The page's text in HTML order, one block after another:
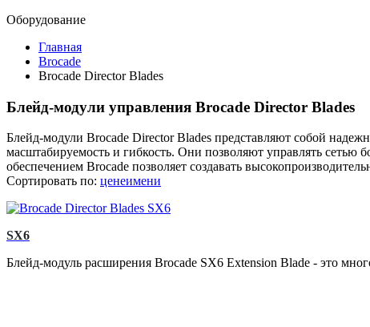
Оборудование
Главная
Brocade
Brocade Director Blades
Блейд-модули управления Brocade Director Blades
Блейд-модули Brocade Director Blades представляют собой
масштабируемость и гибкость. Они позволяют управлять
обеспечением Brocade позволяет создавать
Сортировать по: ценеимени
SX6
Блейд-модуль расширения Brocade SX6 Extension Blade - это